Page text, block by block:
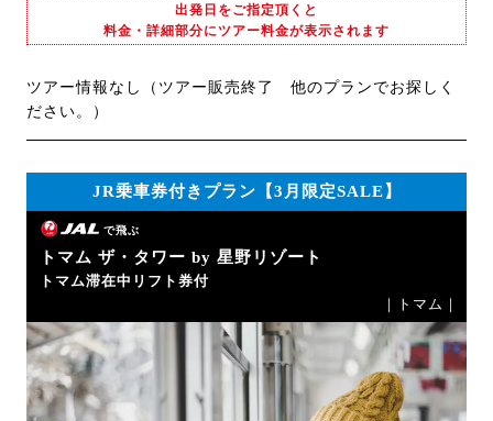
出発日をご指定頂くと
料金・詳細部分にツアー料金が表示されます
ツアー情報なし（ツアー販売終了 他のプランでお探しく
ださい。）
JR乗車券付きプラン【3月限定SALE】
で飛ぶ
トマム ザ・タワー by 星野リゾート
トマム滞在中リフト券付
｜トマム｜